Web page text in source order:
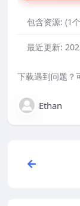
包含资源: (1
最近更新:
下载遇到问题
Ethan